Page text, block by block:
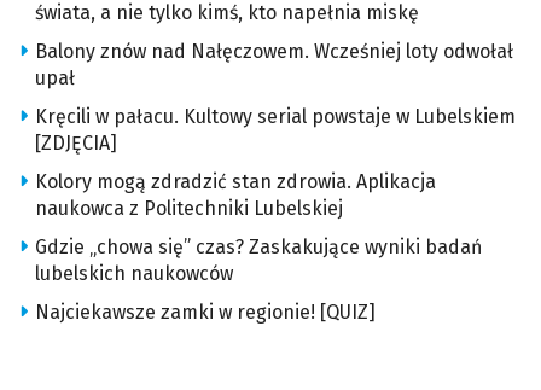
świata, a nie tylko kimś, kto napełnia miskę
Balony znów nad Nałęczowem. Wcześniej loty odwołał
upał
Kręcili w pałacu. Kultowy serial powstaje w Lubelskiem
[ZDJĘCIA]
Kolory mogą zdradzić stan zdrowia. Aplikacja
naukowca z Politechniki Lubelskiej
Gdzie „chowa się” czas? Zaskakujące wyniki badań
lubelskich naukowców
Najciekawsze zamki w regionie! [QUIZ]